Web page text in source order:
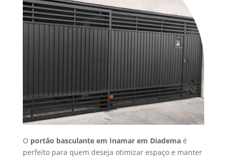
O portão basculante em Inamar em Diademaé
perfeito para quem deseja otimizar espaço e manter